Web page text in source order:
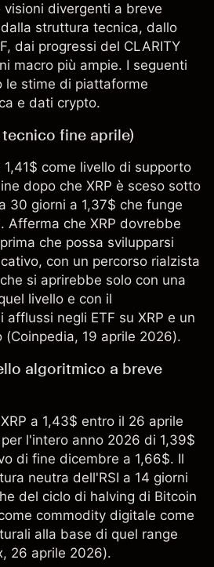
divergenti a breve
struttura tecnica, dallo
dai progressi del CLARITY
macro più ampie. I seguenti
le stime di piattaforme
e dati crypto.
fine aprile)
come livello di supporto
dopo che XRP è sceso sotto
30 giorni a 1,37$ che funge
Afferma che XRP dovrebbe
che possa svilupparsi
con un percorso rialzista
si aprirebbe solo con una
livello e con il
negli ETF su XRP e un
(Coinpedia, 19 aprile 2026).
algoritmico a breve
a 1,43$ entro il 26 aprile
l'intero anno 2026 di 1,39$
di fine dicembre a 1,66$. Il
neutra dell'RSI a 14 giorni
del ciclo di halving di Bitcoin
commodity digitale come
alla base di quel range
, 26 aprile 2026).